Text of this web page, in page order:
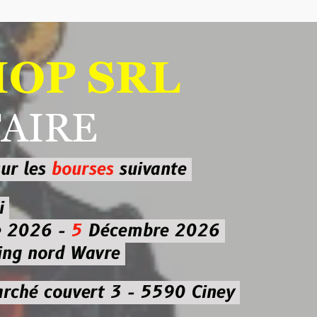
SRL
suivante
5Décembre 2026
Wavre
3 - 5590 Ciney